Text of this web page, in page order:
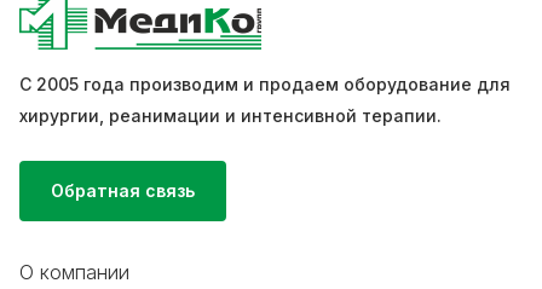
С 2005 года производим и продаем оборудование для
хирургии, реанимации и интенсивной терапии.
Обратная связь
О компании